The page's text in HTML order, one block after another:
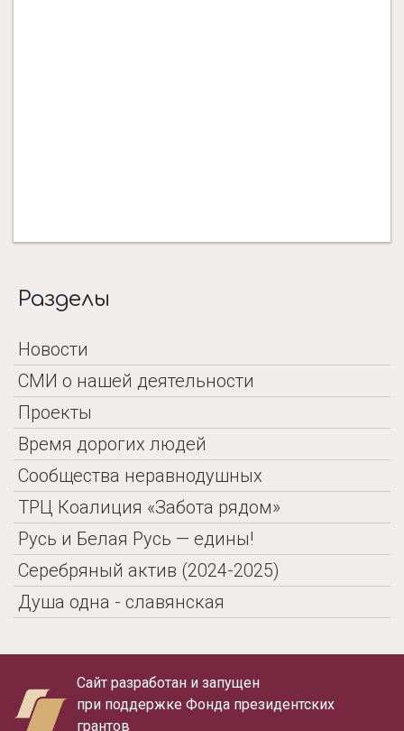
Разделы
Новости
СМИ о нашей деятельности
Проекты
Время дорогих людей
Сообщества неравнодушных
ТРЦ Коалиция «Забота рядом»
Русь и Белая Русь — едины!
Серебряный актив (2024-2025)
Душа одна - славянская
Сайт разработан и запущен
при поддержке Фонда президентских
грантов